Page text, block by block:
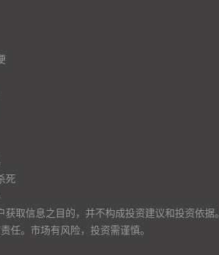
死
取信息之目的，并不构成投资建议和投资依据。
任。市场有风险，投资需谨慎。